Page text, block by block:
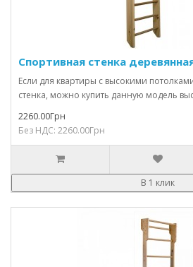
Спортивная стенка
Если для квартиры с высокими
стенка, можно купить данную модель
2260.00Грн
Без НДС: 2260.00Грн
В 1 клик